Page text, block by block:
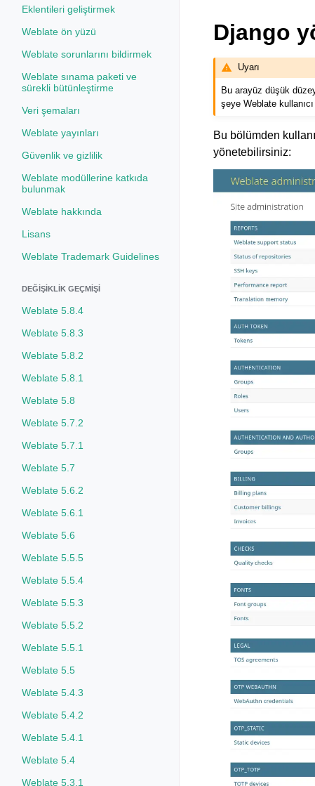
Eklentileri geliştirmek
Weblate ön yüzü
Weblate sorunlarını bildirmek
Weblate sınama paketi ve
sürekli bütünleştirme
Veri şemaları
Weblate yayınları
Güvenlik ve gizlilik
Weblate modüllerine katkıda
bulunmak
Weblate hakkında
Lisans
Weblate Trademark Guidelines
DEĞIŞIKLIK GEÇMIŞI
Weblate 5.8.4
Weblate 5.8.3
Weblate 5.8.2
Weblate 5.8.1
Weblate 5.8
Weblate 5.7.2
Weblate 5.7.1
Weblate 5.7
Weblate 5.6.2
Weblate 5.6.1
Weblate 5.6
Weblate 5.5.5
Weblate 5.5.4
Weblate 5.5.3
Weblate 5.5.2
Weblate 5.5.1
Weblate 5.5
Weblate 5.4.3
Weblate 5.4.2
Weblate 5.4.1
Weblate 5.4
Weblate 5.3.1
Django
Uyarı
Bu arayüz düşük
şeye Weblate
Bu bölümden
yönetebilirsiniz: